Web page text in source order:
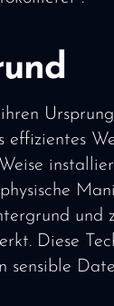
effizientes
und
Diese
sensible